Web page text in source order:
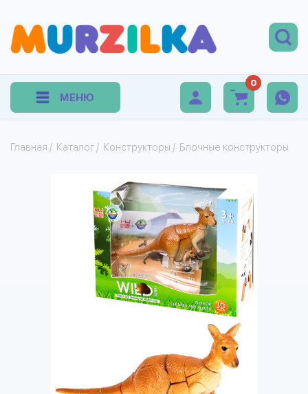
МЕНЮ
0
Главная / Каталог / Конструкторы / Блочные конструкторы